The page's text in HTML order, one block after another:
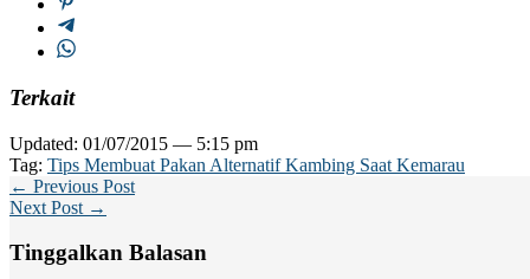
Terkait
Updated: 01/07/2015 — 5:15 pm
Tag: Tips Membuat Pakan Alternatif Kambing Saat Kemarau
← Previous Post
Next Post →
Tinggalkan Balasan